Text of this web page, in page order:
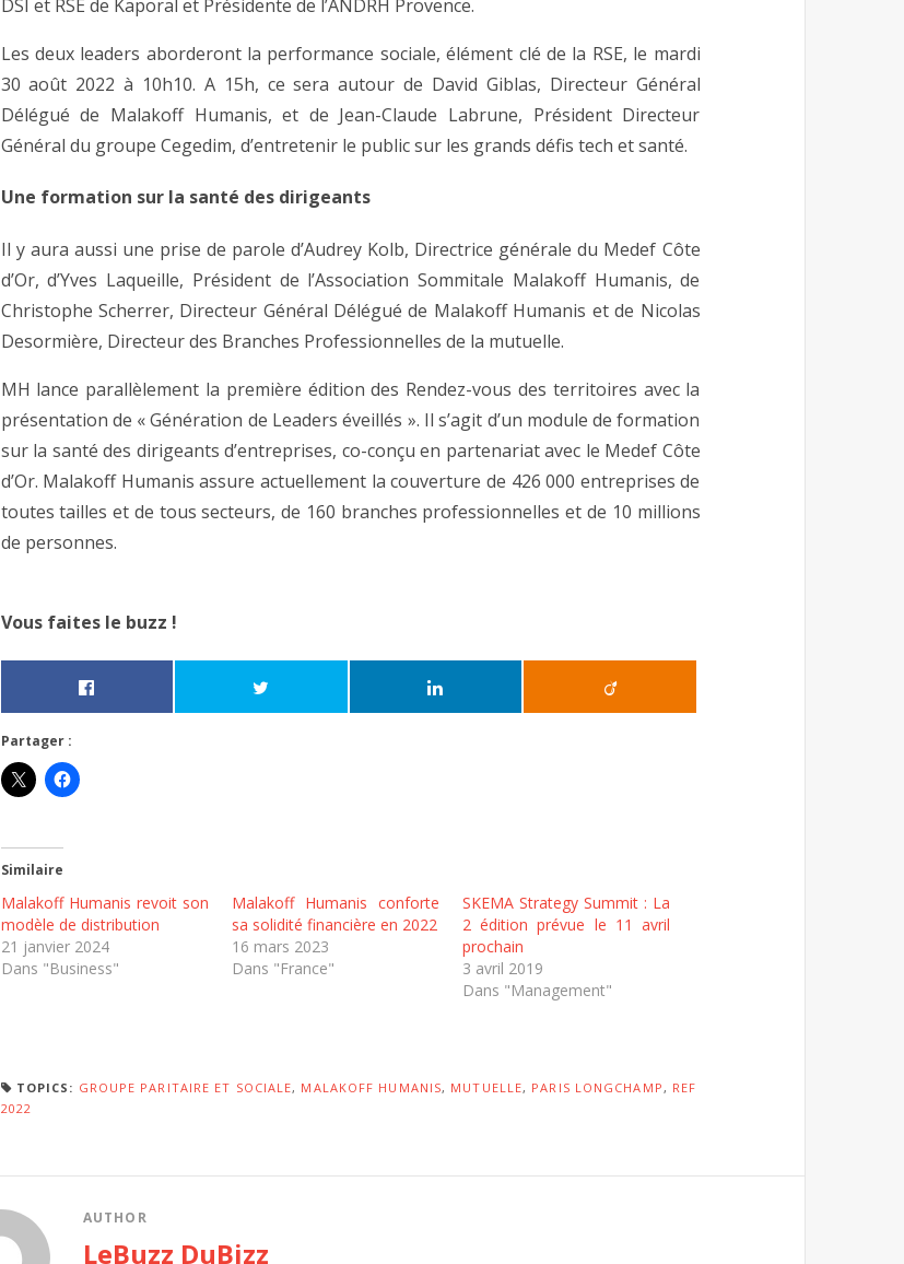
DSI et RSE de Kaporal et Présidente de l’ANDRH Provence.
Les deux leaders aborderont la performance sociale, élément clé de la RSE, le mardi
30 août 2022 à 10h10. A 15h, ce sera autour de David Giblas, Directeur Général
Délégué de Malakoff Humanis, et de Jean-Claude Labrune, Président Directeur
Général du groupe Cegedim, d’entretenir le public sur les grands défis tech et santé.
Une formation sur la santé des dirigeants
Il y aura aussi une prise de parole d’Audrey Kolb, Directrice générale du Medef Côte
d’Or, d’Yves Laqueille, Président de l’Association Sommitale Malakoff Humanis, de
Christophe Scherrer, Directeur Général Délégué de Malakoff Humanis et de Nicolas
Desormière, Directeur des Branches Professionnelles de la mutuelle.
MH lance parallèlement la première édition des Rendez-vous des territoires avec la
présentation de « Génération de Leaders éveillés ». Il s’agit d’un module de formation
sur la santé des dirigeants d’entreprises, co-conçu en partenariat avec le Medef Côte
d’Or. Malakoff Humanis assure actuellement la couverture de 426 000 entreprises de
toutes tailles et de tous secteurs, de 160 branches professionnelles et de 10 millions
de personnes.
Vous faites le buzz !
Partager :
Similaire
Malakoff Humanis revoit son
modèle de distribution
21 janvier 2024
Dans "Business"
Malakoff Humanis conforte
sa solidité financière en 2022
16 mars 2023
Dans "France"
SKEMA Strategy Summit : La
2 édition prévue le 11 avril
prochain
3 avril 2019
Dans "Management"
TOPICS: GROUPE PARITAIRE ET SOCIALE, MALAKOFF HUMANIS, MUTUELLE, PARIS LONGCHAMP, REF
2022
AUTHOR
LeBuzz DuBizz